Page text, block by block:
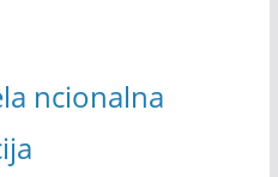
ncionalna